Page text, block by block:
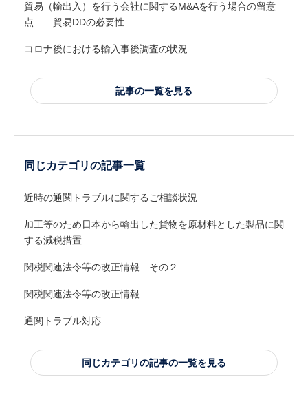
貿易（輸出入）を行う会社に関するM&Aを行う場合の留意
点 ―貿易DDの必要性―
コロナ後における輸入事後調査の状況
記事の一覧を見る
同じカテゴリの記事一覧
近時の通関トラブルに関するご相談状況
加工等のため日本から輸出した貨物を原材料とした製品に関
する減税措置
関税関連法令等の改正情報 その２
関税関連法令等の改正情報
通関トラブル対応
同じカテゴリの記事の一覧を見る